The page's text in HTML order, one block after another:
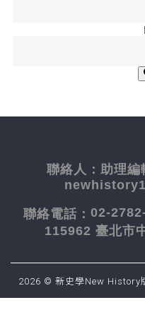
聯絡人： 助理
聯絡電話： 02-
115962 臺北市
2026 © 新史學New History